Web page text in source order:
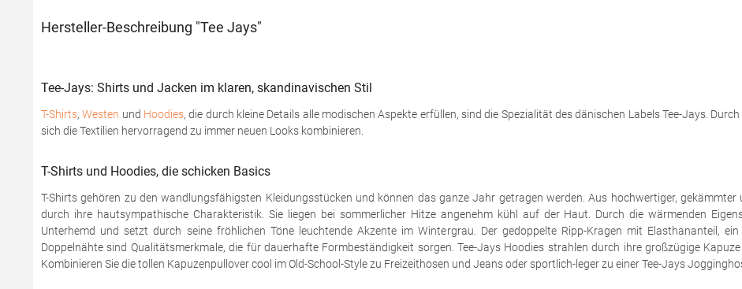
Hersteller-Beschreibung "Tee Jays"
Tee-Jays: Shirts und Jacken im klaren, skandinavischen Stil
T-Shirts,Westen und Hoodies, die durch kleine Details alle modischen Aspekte erfüllen, sind die Spezialität des dänischen Labels Tee-Jays.
sich die Textilien hervorragend zu immer neuen Looks kombinieren.
T-Shirts und Hoodies, die schicken Basics
T-Shirts gehören zu den wandlungsfähigsten Kleidungsstücken und können das ganze Jahr getragen werden. Aus hochwertiger,
durch ihre hautsympathische Charakteristik. Sie liegen bei sommerlicher Hitze angenehm kühl auf der Haut. Durch die wärmenden
Unterhemd und setzt durch seine fröhlichen Töne leuchtende Akzente im Wintergrau. Der gedoppelte Ripp-Kragen mit Elasthananteil,
Doppelnähte sind Qualitätsmerkmale, die für dauerhafte Formbeständigkeit sorgen. Tee-Jays Hoodies strahlen durch ihre großzügige
Kombinieren Sie die tollen Kapuzenpullover cool im Old-School-Style zu Freizeithosen und Jeans oder sportlich-leger zu einer Tee-Jays